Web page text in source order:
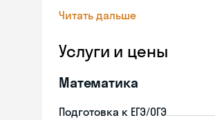
Читать дальше
Услуги и цены
Математика
Подготовка к ЕГЭ/ОГЭ